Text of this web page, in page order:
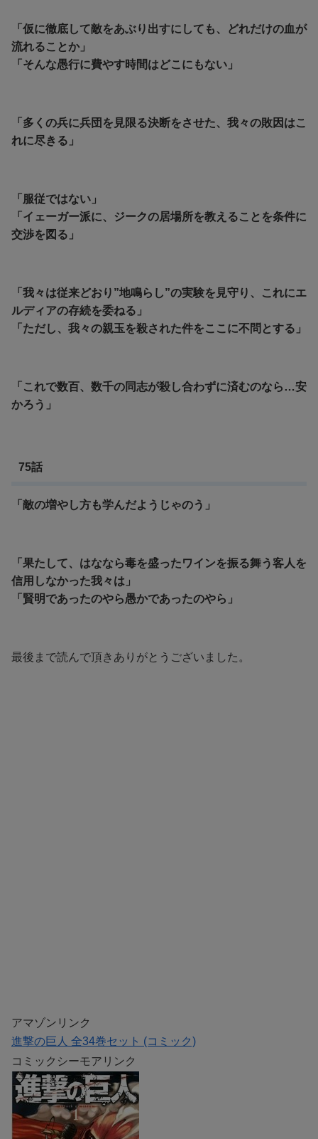
「仮に徹底して敵をあぶり出すにしても、どれだけの血が
流れることか」
「そんな愚行に費やす時間はどこにもない」
「多くの兵に兵団を見限る決断をさせた、我々の敗因はこ
れに尽きる」
「服従ではない」
「イェーガー派に、ジークの居場所を教えることを条件に
交渉を図る」
「我々は従来どおり”地鳴らし”の実験を見守り、これにエ
ルディアの存続を委ねる」
「 ただし、我々の親玉を殺された件をここに不問とする」
「これで数百、数千の同志が殺し合わずに済むのなら…安
かろう」
75話
「敵の増やし方も学んだようじゃのう」
「果たして、はななら毒を盛ったワインを振る舞う客人を
信用しなかった我々は」
「賢明であったのやら愚かであったのやら」
最後まで読んで頂きありがとうございました。
アマゾンリンク
進撃の巨人 全34巻セット (コミック)
コミックシーモアリンク